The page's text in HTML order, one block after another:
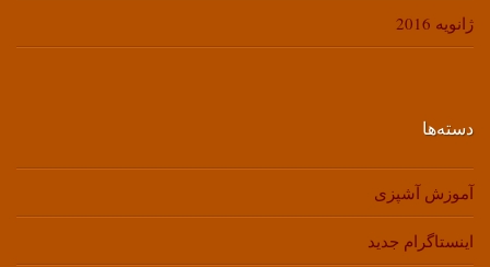
ژانویه 2016
دسته‌ها
آموزش آشپزی
اینستاگرام جدید